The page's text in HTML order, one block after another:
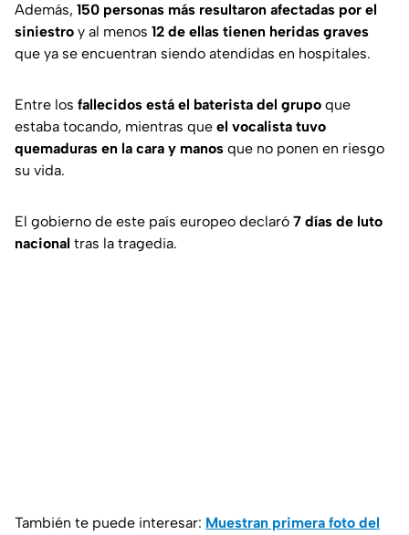
Además, 150 personas más resultaron afectadas por el
siniestro y al menos 12 de ellas tienen heridas graves
que ya se encuentran siendo atendidas en hospitales.
Entre los fallecidos está el baterista del grupo que
estaba tocando, mientras que el vocalista tuvo
quemaduras en la cara y manos que no ponen en riesgo
su vida.
El gobierno de este país europeo declaró 7 días de luto
nacional tras la tragedia.
También te puede interesar: Muestran primera foto del